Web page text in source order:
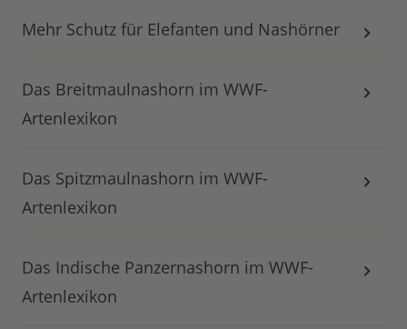
Mehr Schutz für Elefanten und Nashörner
Das Breitmaulnashorn im WWF-
Artenlexikon
Das Spitzmaulnashorn im WWF-
Artenlexikon
Das Indische Panzernashorn im WWF-
Artenlexikon